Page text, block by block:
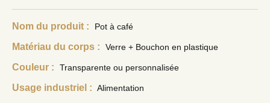
Nom du produit : Pot à café
Matériau du corps : Verre + Bouchon en plastique
Couleur : Transparente ou personnalisée
Usage industriel : Alimentation